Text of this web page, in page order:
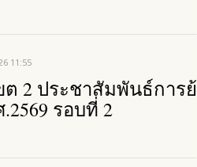
11:55
ต 2 ประชาสัมพันธ์กา
รอบที่ 2